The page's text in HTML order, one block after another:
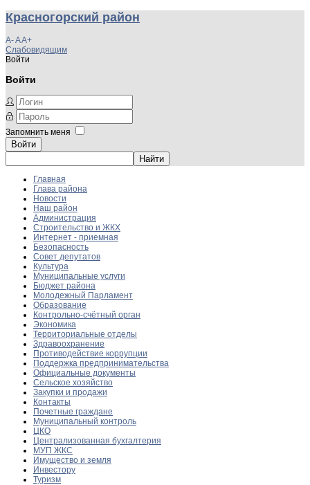
Красногорский район
A-AA+
Слабовидящим
Войти
Войти
Запомнить меня
Войти
Главная
Глава района
Новости
Наш район
Администрация
Строительство и ЖКХ
Интернет - приемная
Безопасность
Совет депутатов
Культура
Муниципальные услуги
Бюджет района
Молодежный Парламент
Образование
Контрольно-счётный орган
Экономика
Территориальные отделы
Здравоохранение
Противодействие коррупции
Поддержка предпринимательства
Официальные документы
Сельское хозяйство
Закупки и продажи
Контакты
Почетные граждане
Муниципальный контроль
ЦКО
Централизованная бухгалтерия
МУП ЖКС
Имущество и земля
Инвестору
Туризм